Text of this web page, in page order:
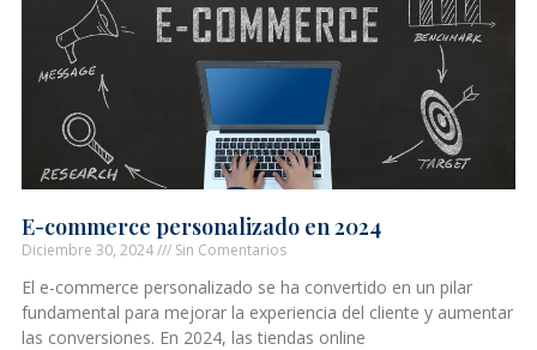
E-commerce personalizado en 2024
Diciembre 30, 2024 Sin Comentarios
El e-commerce personalizado se ha convertido en un pilar
fundamental para mejorar la experiencia del cliente y aumentar
las conversiones. En 2024, las tiendas online